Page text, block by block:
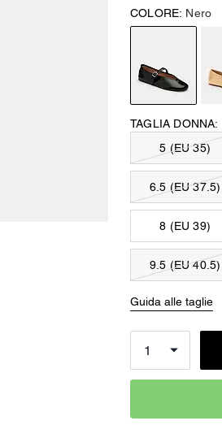
COLORE: Nero
TAGLIA DONNA:
5 (EU 35)
6.5 (EU 37.5)
8 (EU 39)
9.5 (EU 40.5)
Guida alle taglie